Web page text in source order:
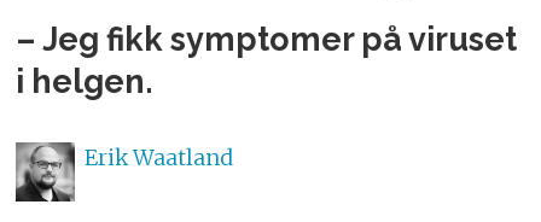
– Jeg fikk symptomer på viruset
i helgen.
ErikWaatland